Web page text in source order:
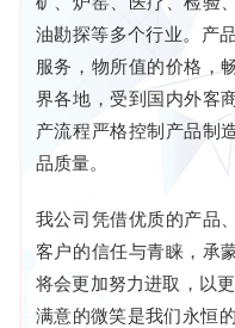
油勘探等多个行业。产
服务，物所值的价格，
界各地，受到国内外客
产流程严格控制产品制
品质量。
我公司凭借优质的产品
客户的信任与青睐，承
将会更加努力进取，以
满意的微笑是我们永恒